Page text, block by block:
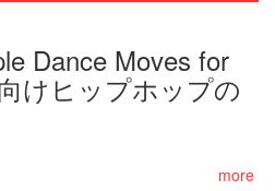
Dance Moves for
けヒップホップの
more